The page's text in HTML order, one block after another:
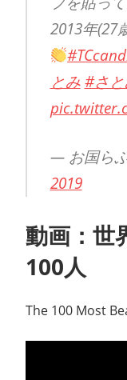
2013年(27
とみ #さ
— お国ら
2019
動画：世
100人
The 100 Most